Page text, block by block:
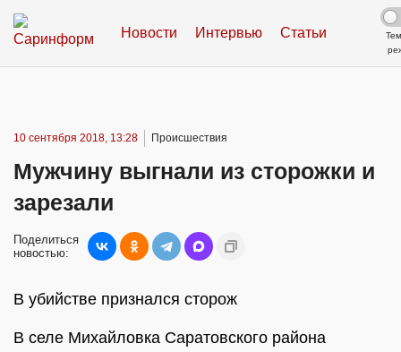
Новости Интервью Статьи
10 сентября 2018, 13:28 Происшествия
Мужчину выгнали из сторожки и
зарезали
Поделиться
новостью:
В убийстве признался сторож
В селе Михайловка Саратовского района